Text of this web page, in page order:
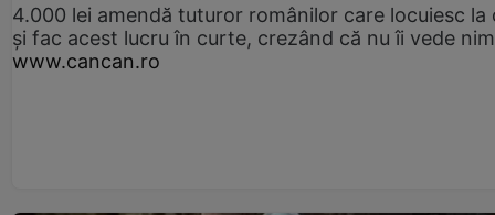
4.000 lei amendă tuturor românilor care locuiesc la
și fac acest lucru în curte, crezând că nu îi vede
www.cancan.ro